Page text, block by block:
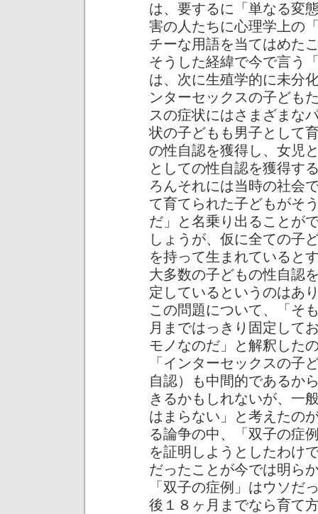
は、要するに「単なる変
害の人たちに心理学上の
チーな用語を当てはめた
そうした経緯で今で言う
は、次に生殖学的に未分
ンターセックスの子ども
スの症状にはさまざまな
状の子どもも男子として
の性自認を獲得し、女児
としての性自認を獲得す
ろんそれには当時の社会
て育てられた子どもがそ
だ」と名乗り出ることが
しょうが、仮に全ての子
を持って生まれていると
大多数の子どもの性自認
定しているというのはあ
この問題について、「そ
月まではっきり固定して
モノなのだ」と解釈した
「インターセックスの子
自認）も中間的であるか
きるかもしれないが、一
はまらない」と考えたの
る論争の中、「双子の症
を証明しようとしたわけ
だったことが今では明ら
「双子の症例」はウソだ
後１８ヶ月までなら育て